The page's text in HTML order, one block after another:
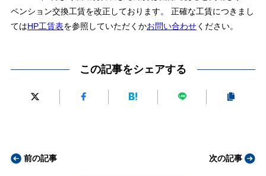
ペンション交換工賃を改正しております。 正確な工賃につきまし
てはHP工賃表を参照していただくかお問い合わせください。
この記事をシェアする
前の記事 次の記事